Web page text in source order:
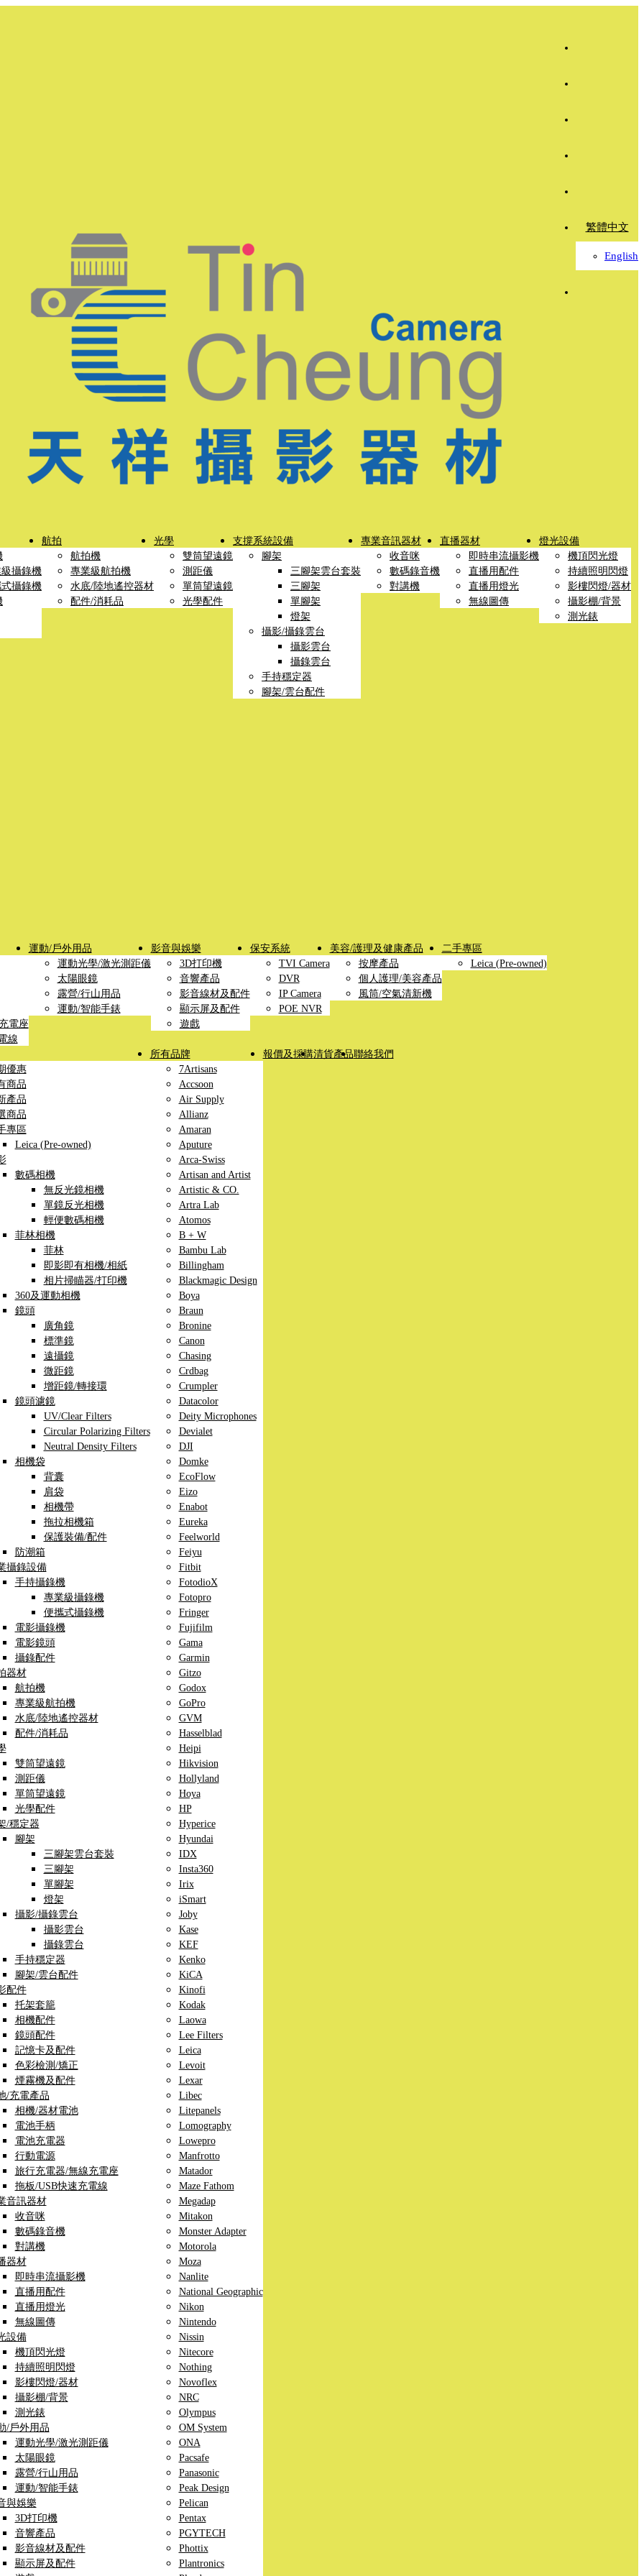
繁體中文
English
攝錄機
攝錄機
航拍
航拍機
專業級航拍機
水底/陸地遙控器材
配件/消耗品
光學
雙筒望遠鏡
測距儀
單筒望遠鏡
光學配件
支撐系統設備
腳架
三腳架雲台套裝
三腳架
單腳架
燈架
攝影/攝錄雲台
攝影雲台
攝錄雲台
手持穩定器
腳架/雲台配件
專業音訊器材
收音咪
數碼錄音機
對講機
直播器材
即時串流攝影機
直播用配件
直播用燈光
無線圖傳
燈光設備
機頂閃光燈
持續照明閃燈
影樓閃燈/器材
攝影棚/背景
測光錶
電座
線
運動/戶外用品
運動光學/激光測距儀
太陽眼鏡
露營/行山用品
運動/智能手錶
影音與娛樂
3D打印機
音響產品
影音線材及配件
顯示屏及配件
遊戲
保安系統
TVI Camera
DVR
IP Camera
POE NVR
美容/護理及健康產品
按摩產品
個人護理/美容產品
風筒/空氣清新機
二手專區
Leica (Pre-owned)
優惠
商品
產品
商品
專區
Leica (Pre-owned)
數碼相機
無反光鏡相機
單鏡反光相機
輕便數碼相機
菲林相機
菲林
即影即有相機/相紙
相片掃瞄器/打印機
360及運動相機
鏡頭
廣角鏡
標準鏡
遠攝鏡
微距鏡
增距鏡/轉接環
鏡頭濾鏡
UV/Clear Filters
Circular Polarizing Filters
Neutral Density Filters
相機袋
背囊
肩袋
相機帶
拖拉相機箱
保護裝備/配件
防潮箱
攝錄設備
手持攝錄機
專業級攝錄機
便攜式攝錄機
電影攝錄機
電影鏡頭
攝錄配件
器材
航拍機
專業級航拍機
水底/陸地遙控器材
配件/消耗品
雙筒望遠鏡
測距儀
單筒望遠鏡
光學配件
/穩定器
腳架
三腳架雲台套裝
三腳架
單腳架
燈架
攝影/攝錄雲台
攝影雲台
攝錄雲台
手持穩定器
腳架/雲台配件
配件
托架套籠
相機配件
鏡頭配件
記憶卡及配件
色彩檢測/矯正
煙霧機及配件
/充電產品
相機/器材電池
電池手柄
電池充電器
行動電源
旅行充電器/無線充電座
拖板/USB快速充電線
音訊器材
收音咪
數碼錄音機
對講機
器材
即時串流攝影機
直播用配件
直播用燈光
無線圖傳
設備
機頂閃光燈
持續照明閃燈
影樓閃燈/器材
攝影棚/背景
測光錶
/戶外用品
運動光學/激光測距儀
太陽眼鏡
露營/行山用品
運動/智能手錶
與娛樂
3D打印機
音響產品
影音線材及配件
顯示屏及配件
所有品牌
7Artisans
Accsoon
Air Supply
Allianz
Amaran
Aputure
Arca-Swiss
Artisan and Artist
Artistic & CO.
Artra Lab
Atomos
B + W
Bambu Lab
Billingham
Blackmagic Design
Boya
Braun
Bronine
Canon
Chasing
Crdbag
Crumpler
Datacolor
Deity Microphones
Devialet
DJI
Domke
EcoFlow
Eizo
Enabot
Eureka
Feelworld
Feiyu
Fitbit
FotodioX
Fotopro
Fringer
Fujifilm
Gama
Garmin
Gitzo
Godox
GoPro
GVM
Hasselblad
Heipi
Hikvision
Hollyland
Hoya
HP
Hyperice
Hyundai
IDX
Insta360
Irix
iSmart
Joby
Kase
KEF
Kenko
KiCA
Kinofi
Kodak
Laowa
Lee Filters
Leica
Levoit
Lexar
Libec
Litepanels
Lomography
Lowepro
Manfrotto
Matador
Maze Fathom
Megadap
Mitakon
Monster Adapter
Motorola
Moza
Nanlite
National Geographic
Nikon
Nintendo
Nissin
Nitecore
Nothing
Novoflex
NRC
Olympus
OM System
ONA
Pacsafe
Panasonic
Peak Design
Pelican
Pentax
PGYTECH
Phottix
Plantronics
報價及採購清貨產品聯絡我們